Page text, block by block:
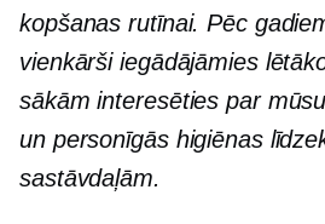
kopšanas rutīnai. Pēc
vienkārši iegādājāmies
sākām interesēties par
un personīgās higiēnas
sastāvdaļām.